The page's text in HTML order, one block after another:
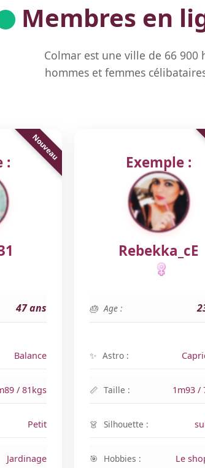
Membres en
Colmar est une ville de 66
hommes et femmes
:
47 ans
Balance
/ 81kgs
Petit
Jardinage
Exemple :
Rebekka_cE
Age :
Astro :
Taille : 1m93 /
Silhouette :
Hobbies : Le